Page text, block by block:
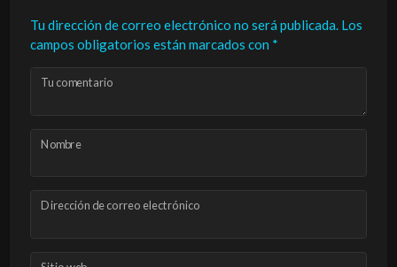
Tu dirección de correo electrónico no será publicada. Los
campos obligatorios están marcados con *
Tu comentario
Nombre
Dirección de correo electrónico